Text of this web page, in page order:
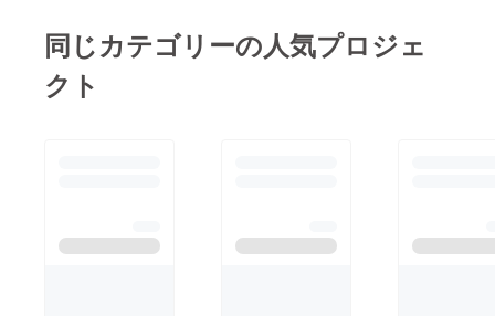
同じカテゴリーの人気プロジェ
クト